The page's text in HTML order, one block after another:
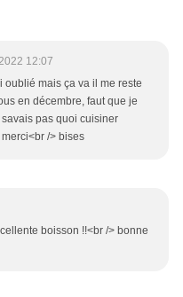
12:07
oublié mais ça va il me reste
en décembre, faut que je
pas quoi cuisiner
/> bises
boisson !!<br /> bonne